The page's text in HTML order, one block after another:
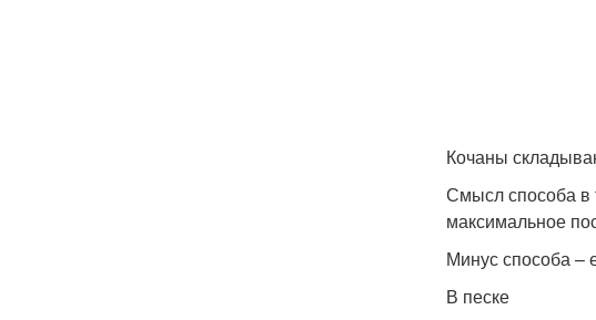
Кочаны
Смысл способа в
максимальное
Минус способа –
В песке